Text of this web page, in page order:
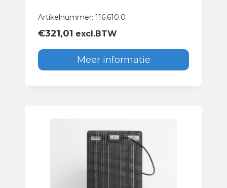
Artikelnummer: 116.610.0
€321,01 excl.BTW
Meer informatie